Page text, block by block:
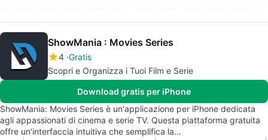
ShowMania : Movies Series
4 Gratis
Scopri e Organizza i Tuoi Film e Serie
Download gratis per iPhone
ShowMania: Movies Series è un'applicazione per iPhone dedicata
agli appassionati di cinema e serie TV. Questa piattaforma gratuita
offre un'interfaccia intuitiva che semplifica la…